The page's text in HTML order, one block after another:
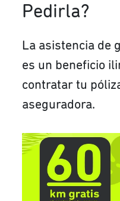
Pedirla?
La asistencia de
es un beneficio
contratar tu
aseguradora.